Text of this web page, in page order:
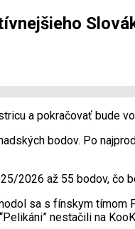
a pokračovať bude
bodov. Po
2026 až 55 bodov, čo
sa s fínskym
nestačili na